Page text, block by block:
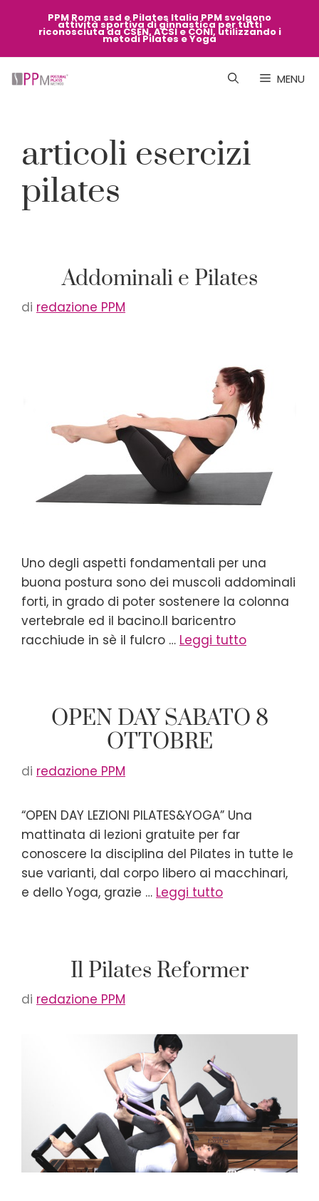
PPM Roma ssd e Pilates Italia PPM svolgono
attività sportiva di ginnastica per tutti
riconosciuta da CSEN, ACSI e CONI, utilizzando i
metodi Pilates e Yoga
MENU
articoli esercizi
pilates
Addominali e Pilates
di redazione PPM
Uno degli aspetti fondamentali per una
buona postura sono dei muscoli addominali
forti, in grado di poter sostenere la colonna
vertebrale ed il bacino.Il baricentro
racchiude in sè il fulcro … Leggi tutto
OPEN DAY SABATO 8
OTTOBRE
di redazione PPM
“OPEN DAY LEZIONI PILATES&YOGA” Una
mattinata di lezioni gratuite per far
conoscere la disciplina del Pilates in tutte le
sue varianti, dal corpo libero ai macchinari,
e dello Yoga, grazie … Leggi tutto
Il Pilates Reformer
di redazione PPM